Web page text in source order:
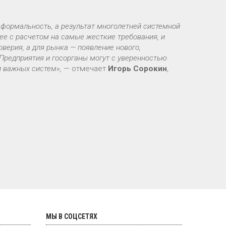
а результат многолетней системной
с расчетом на самые жесткие требования, и
а для рынка — появление нового,
и госорганы могут с уверенностью
важных систем», — отмечает Игорь Сорокин,
МЫ В СОЦСЕТЯХ